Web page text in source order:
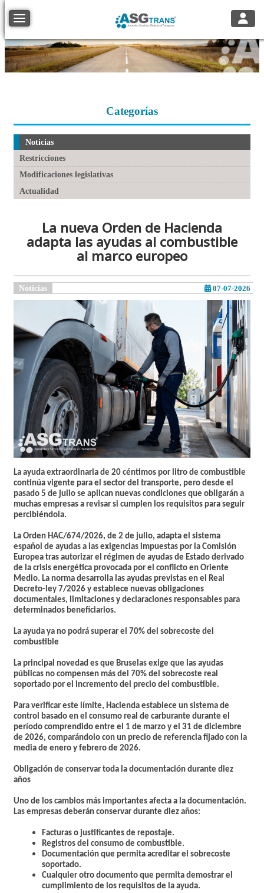
Toggle navigation
Categorías
Noticias
Restricciones
Modificaciones legislativas
Actualidad
La nueva Orden de Hacienda
adapta las ayudas al combustible
al marco europeo
Noticias 07-07-2026
La ayuda extraordinaria de 20 céntimos por litro de combustible
continúa vigente para el sector del transporte, pero desde el
pasado 5 de julio se aplican nuevas condiciones que obligarán a
muchas empresas a revisar si cumplen los requisitos para seguir
percibiéndola.
La Orden HAC/674/2026, de 2 de julio, adapta el sistema
español de ayudas a las exigencias impuestas por la Comisión
Europea tras autorizar el régimen de ayudas de Estado derivado
de la crisis energética provocada por el conflicto en Oriente
Medio. La norma desarrolla las ayudas previstas en el Real
Decreto-ley 7/2026 y establece nuevas obligaciones
documentales, limitaciones y declaraciones responsables para
determinados beneficiarios.
La ayuda ya no podrá superar el 70% del sobrecoste del
combustible
La principal novedad es que Bruselas exige que las ayudas
públicas no compensen más del 70% del sobrecoste real
soportado por el incremento del precio del combustible.
Para verificar este límite, Hacienda establece un sistema de
control basado en el consumo real de carburante durante el
período comprendido entre el 1 de marzo y el 31 de diciembre
de 2026, comparándolo con un precio de referencia fijado con la
media de enero y febrero de 2026.
Obligación de conservar toda la documentación durante diez
años
Uno de los cambios más importantes afecta a la documentación.
Las empresas deberán conservar durante diez años:
Facturas o justificantes de repostaje.
Registros del consumo de combustible.
Documentación que permita acreditar el sobrecoste
soportado.
Cualquier otro documento que permita demostrar el
cumplimiento de los requisitos de la ayuda.